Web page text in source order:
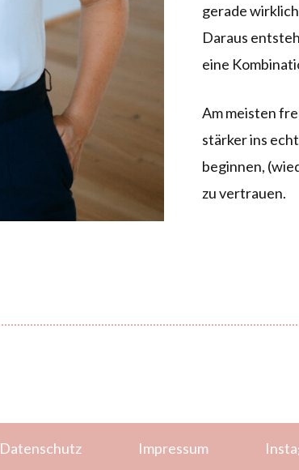
gerade
Daraus
eine
Am meisten
stärker ins
beginnen,
zu vertrauen.
Datenschutz Impressum